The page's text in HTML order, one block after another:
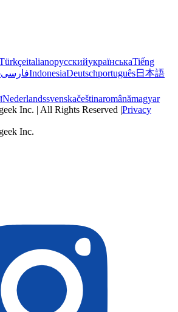
italianoрусскийукраїнськаTiếng
فارسیIndonesiaDeutschportuguês日本語
Nederlandssvenskačeštinaromânămagyar
Inc. | All Rights Reserved |Privacy
Inc.